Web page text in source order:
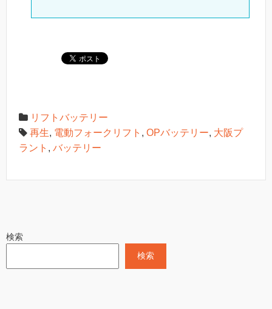
リフトバッテリー
再生, 電動フォークリフト , OPバッテリー, 大阪プ
ラント , バッテリー
検索
検索